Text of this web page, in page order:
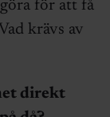
för att få
krävs av
direkt